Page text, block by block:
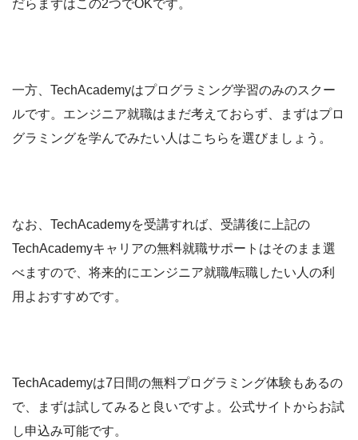
だらまずはこの2つでOKです。
一方、TechAcademyはプログラミング学習のみのスクー
ルです。エンジニア就職はまだ考えておらず、まずはプロ
グラミングを学んでみたい人はこちらを選びましょう。
なお、TechAcademyを受講すれば、受講後に上記の
TechAcademyキャリアの無料就職サポートはそのまま選
べますので、将来的にエンジニア就職/転職したい人の利
用よおすすめです。
TechAcademyは7日間の無料プログラミング体験もあるの
で、まずは試してみると良いですよ。公式サイトからお試
し申込み可能です。